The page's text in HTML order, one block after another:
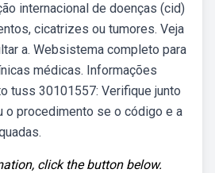
internacional de doenças (cid)
cicatrizes ou tumores. Veja
a. Websistema completo para
médicas. Informações
tuss 30101557: Verifique junto
o procedimento se o código e a
click the button below.